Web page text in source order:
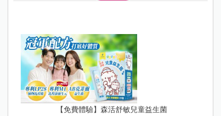
【免費體驗】森活舒敏兒童益生菌